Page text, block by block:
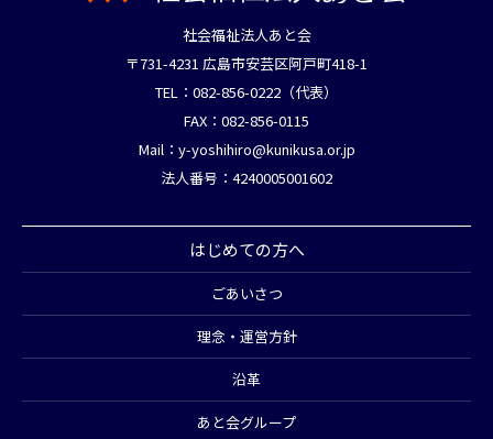
社会福祉法人あと会
〒731-4231 広島市安芸区阿戸町418-1
TEL：082-856-0222（代表）
FAX：082-856-0115
Mail： y-yoshihiro@kunikusa.or.jp
法人番号：4240005001602
はじめての方へ
ごあいさつ
理念・運営方針
沿革
あと会グループ